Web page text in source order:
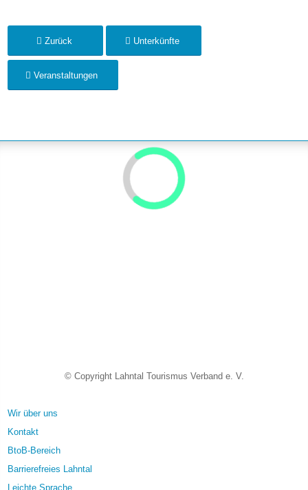
Zurück Unterkünfte
Veranstaltungen
© Copyright Lahntal Tourismus Verband e. V.
Wir über uns
Kontakt
BtoB-Bereich
Barrierefreies Lahntal
Leichte Sprache